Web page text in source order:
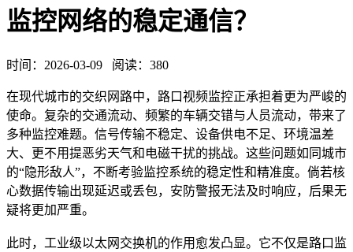
监控网络的稳定通信？
时间： 2026-03-09 阅读： 380
在现代城市的交织网路中，路口视频监控正承担着更为严峻的
使命。复杂的交通流动、频繁的车辆交错与人员流动，带来了
多种监控难题。信号传输不稳定、设备供电不足、环境温差
大、更不用提恶劣天气和电磁干扰的挑战。这些问题如同城市
的“隐形敌人”，不断考验监控系统的稳定性和精准度。倘若核
心数据传输出现延迟或丢包，安防警报无法及时响应，后果无
疑将更加严重。
此时，工业级以太网交换机的作用愈发凸显。它不仅是路口监